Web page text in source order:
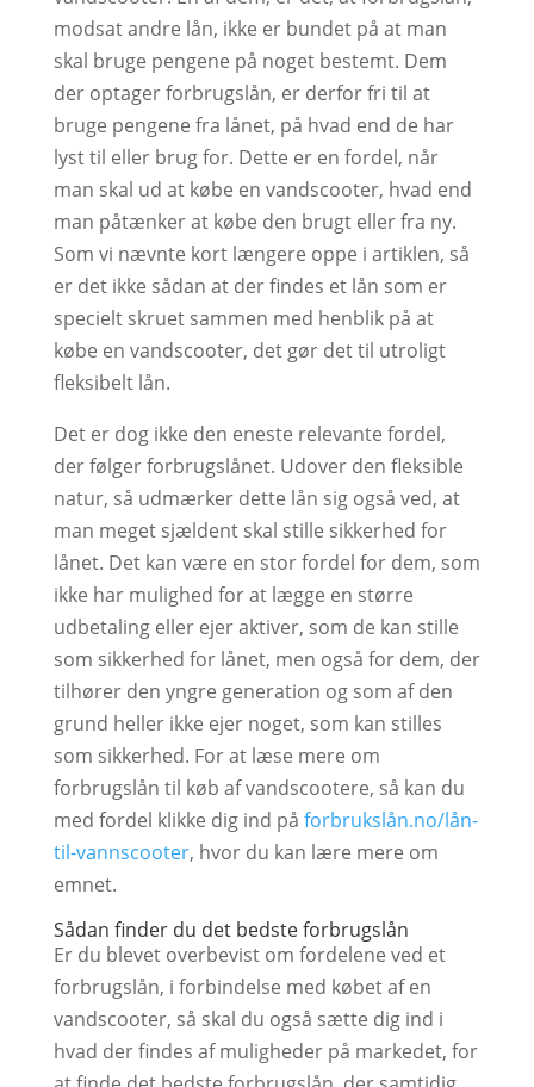
modsat andre lån, ikke er bundet på at man
skal bruge pengene på noget bestemt. Dem
der optager forbrugslån, er derfor fri til at
bruge pengene fra lånet, på hvad end de har
lyst til eller brug for. Dette er en fordel, når
man skal ud at købe en vandscooter, hvad end
man påtænker at købe den brugt eller fra ny.
Som vi nævnte kort længere oppe i artiklen, så
er det ikke sådan at der findes et lån som er
specielt skruet sammen med henblik på at
købe en vandscooter, det gør det til utroligt
fleksibelt lån.
Det er dog ikke den eneste relevante fordel,
der følger forbrugslånet. Udover den fleksible
natur, så udmærker dette lån sig også ved, at
man meget sjældent skal stille sikkerhed for
lånet. Det kan være en stor fordel for dem, som
ikke har mulighed for at lægge en større
udbetaling eller ejer aktiver, som de kan stille
som sikkerhed for lånet, men også for dem, der
tilhører den yngre generation og som af den
grund heller ikke ejer noget, som kan stilles
som sikkerhed. For at læse mere om
forbrugslån til køb af vandscootere, så kan du
med fordel klikke dig ind på forbrukslån.no/lån-
til-vannscooter, hvor du kan lære mere om
emnet.
Sådan finder du det bedste forbrugslån
Er du blevet overbevist om fordelene ved et
forbrugslån, i forbindelse med købet af en
vandscooter, så skal du også sætte dig ind i
hvad der findes af muligheder på markedet, for